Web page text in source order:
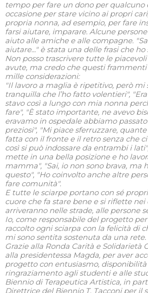
tempo per fare un dono per qualcuno
occasione per stare vicino ai propri
propria nonna, ad esempio, per fare
farsi aiutare, imparare. Alcune
aiuto alle amiche e alle compagne. "
aiutare..."è stata una delle frasi che ho
Non posso trascrivere tutte le
avute, ma credo che questi
mille considerazioni:
"Il lavoro a maglia è ripetitivo, però mi
tranquilla che l’ho fatto volentieri", "
stavo così a lungo con mia nonna
fare", "Èstato importante, ne avevo
eravamo in ospedale abbiamo
preziosi", "Mi piace sferruzzare, quante
fatta con il fronte e il retro senza che
così si può indossare da entrambi i lati"
mette in una bella posizione e ho
mamma", "Sai, io non sono brava, ma
questo", "Ho coinvolto anche altre
fare comunità".
E tutte le sciarpe portano con sé
cuore che fa stare bene e si riflette nei
arriveranno nelle strade, alle persone
Io, come responsabile del progetto
raccolto ogni sciarpa con la felicità di
mi sono sentita sostenuta da una rete.
Grazie alla Ronda Carità e Solidarietà
alla presidentessa Magda, per aver
progetto con entusiasmo,
ringraziamento agli studenti e alle
Biennio di Terapeutica Artistica, in
Direttrice del Biennio T. Tacconi per il